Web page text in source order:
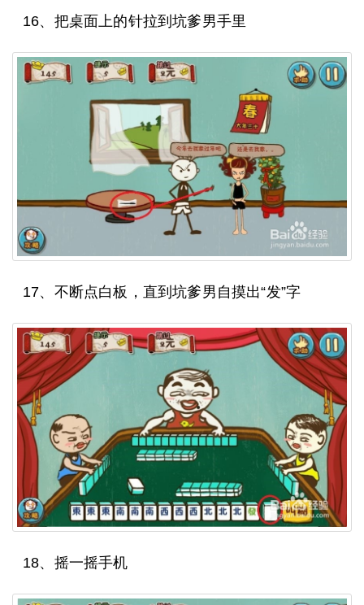
16、把桌面上的针拉到坑爹男手里
17、不断点白板，直到坑爹男自摸出“发”字
18、摇一摇手机